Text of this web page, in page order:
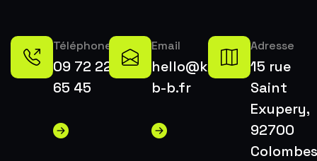
Téléphone
09 72 22
65 45
Email
hello@k-
b-b.fr
Adresse
15 rue
Saint
Exupery,
92700
Colombes